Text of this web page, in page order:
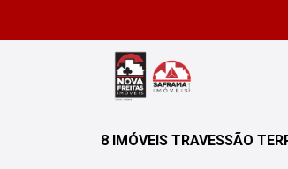
8 IMÓVEIS TRAVESSÃO